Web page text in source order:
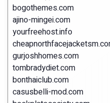
bogothemes.com
ajino-mingei.com
yourfreehost.info
gurjoshhomes.com
tombradydiet.com
bonthaiclub.com
casusbelli-mod.com